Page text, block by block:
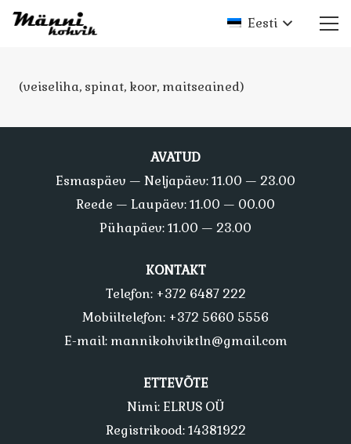
Eesti
(veiseliha, spinat, koor, maitseained)
AVATUD
Esmaspäev — Neljapäev: 11.00 — 23.00
Reede — Laupäev: 11.00 — 00.00
Pühapäev: 11.00 — 23.00
KONTAKT
Telefon: +372 6487 222
Mobiiltelefon: +372 5660 5556
E-mail: mannikohviktln@gmail.com
ETTEVÕTE
Nimi: ELRUS OÜ
Registrikood: 14381922